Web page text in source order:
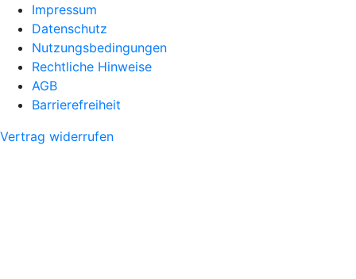
Impressum
Datenschutz
Nutzungsbedingungen
Rechtliche Hinweise
AGB
Barrierefreiheit
Vertrag widerrufen